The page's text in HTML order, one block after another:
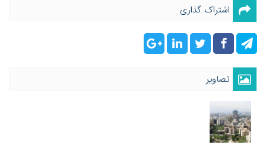
اشتراک گذاری
تصاویر